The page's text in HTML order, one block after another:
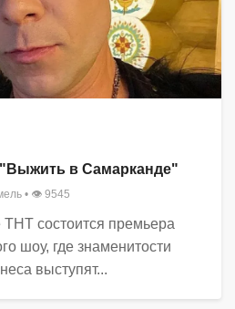
в Самарканде"
• 👁 9545
ТНТ состоится премьера
шоу, где знаменитости
выступят...